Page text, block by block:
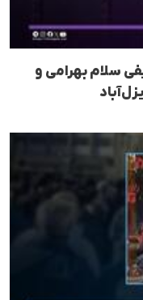
سلام بهرامی و